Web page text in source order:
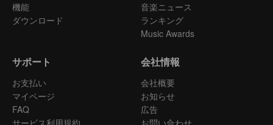
機能
ダウンロード
音楽ニュース
ランキング
Music Awards
サポート
お支払い
マイページ
FAQ
サービス利用規約
会社情報
会社概要
お知らせ
広告
お問い合わせ